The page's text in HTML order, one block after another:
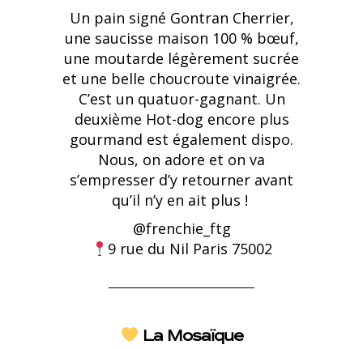
Un pain signé Gontran Cherrier,
une saucisse maison 100 % bœuf,
une moutarde légèrement sucrée
et une belle choucroute vinaigrée.
C’est un quatuor-gagnant. Un
deuxième Hot-dog encore plus
gourmand est également dispo.
Nous, on adore et on va
s’empresser d’y retourner avant
qu’il n’y en ait plus !
@frenchie_ftg
9 rue du Nil Paris 75002
La Mosaïque